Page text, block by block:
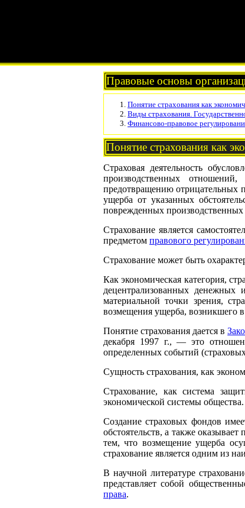
Правовые основы
Понятие страхования как
Виды страхования.
Финансово-правовое
Понятие страхования как
Страховая деятельность
производственных отношений,
предотвращению отрицательных
ущерба от указанных
поврежденных
Страхование является
предметом правового
Страхование может быть
Как экономическая категория,
децентрализованных
материальной точки зрения,
возмещения ущерба, возникшего в
Понятие страхования дается в
декабря 1997 г., — это
определенных событий
Сущность страхования, как
Страхование, как система
экономической системы общества.
Создание страховых фондов
обстоятельств, а также
тем, что возмещение ущерба
страхование является одним из
В научной литературе
представляет собой
права.